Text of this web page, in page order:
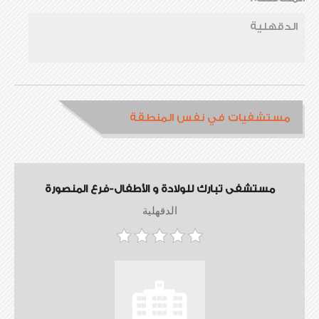
الدقهلية
مستشفيات في نفس المنطقة
مستشفى تبارك للولادة و الأطفال-فرع المنصورة
الدقهلية